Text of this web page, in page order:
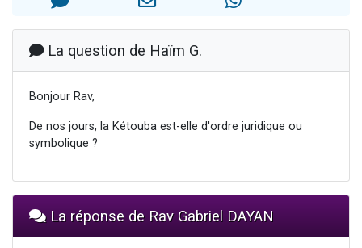
La question de Haïm G.
Bonjour Rav,
De nos jours, la Kétouba est-elle d'ordre juridique ou
symbolique ?
La réponse de Rav Gabriel DAYAN